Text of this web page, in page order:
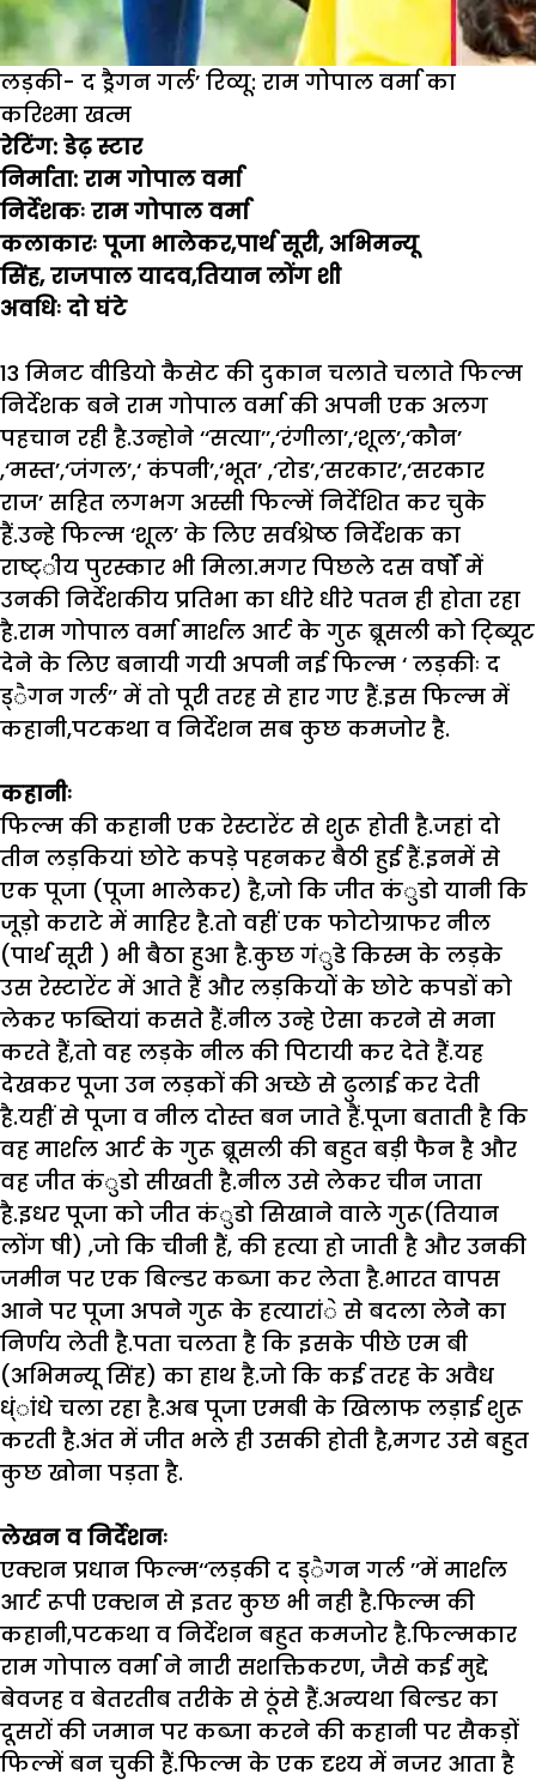
लड़की- द ड्रैगन गर्ल’ रिव्यू: राम गोपाल वर्मा का
करिश्मा खत्म
रेटिंग: डेढ़ स्टार
निर्माता: राम गोपाल वर्मा
निर्देशकः राम गोपाल वर्मा
कलाकारः पूजा भालेकर,पार्थ सूरी, अभिमन्यू
सिंह,राजपाल यादव,तियान लोंग शी
अवधिः दो घंटे
13 मिनट वीडियो कैसेट की दुकान चलाते चलाते फिल्म
निर्देशक बने राम गोपाल वर्मा की अपनी एक अलग
पहचान रही है.उन्होने ‘‘सत्या’’,‘रंगीला’,‘शूल’,‘कौन’
,‘मस्त’,‘जंगल’,‘ कंपनी’,‘भूत’ ,‘रोड’,‘सरकार’,‘सरकार
राज’ सहित लगभग अस्सी फिल्में निर्देशित कर चुके
हैं.उन्हे फिल्म ‘शूल’ के लिए सर्वश्रेष्ठ निर्देशक का
राष्ट्ीय पुरस्कार भी मिला.मगर पिछले दस वर्षों में
उनकी निर्देशकीय प्रतिभा का धीरे धीरे पतन ही होता रहा
है.राम गोपाल वर्मा मार्शल आर्ट के गुरू ब्रूसली को ट्ब्यिूट
देने के लिए बनायी गयी अपनी नई फिल्म ‘ लड़कीः द
ड्ैगन गर्ल’’ में तो पूरी तरह से हार गए हैं.इस फिल्म में
कहानी,पटकथा व निर्देशन सब कुछ कमजोर है.
कहानीः
फिल्म की कहानी एक रेस्टारेंट से शुरू होती है.जहां दो
तीन लड़कियां छोटे कपड़े पहनकर बैठी हुई हैं.इनमें से
एक पूजा (पूजा भालेकर) है,जो कि जीत कंुडो यानी कि
जूड़ो कराटे में माहिर है.तो वहीं एक फोटोग्राफर नील
(पार्थ सूरी ) भी बैठा हुआ है.कुछ गंुडे किस्म के लड़के
उस रेस्टारेंट में आते हैं और लड़कियों के छोटे कपडों को
लेकर फब्तियां कसते हैं.नील उन्हे ऐसा करने से मना
करते हैं,तो वह लड़के नील की पिटायी कर देते हैं.यह
देखकर पूजा उन लड़कों की अच्छे से ढुलाई कर देती
है.यहीं से पूजा व नील दोस्त बन जाते हैं.पूजा बताती है कि
वह मार्शल आर्ट के गुरू ब्रूसली की बहुत बड़ी फैन है और
वह जीत कंुडो सीखती है.नील उसे लेकर चीन जाता
है.इधर पूजा को जीत कंुडो सिखाने वाले गुरू(तियान
लोंग षी) ,जो कि चीनी हैं, की हत्या हो जाती है और उनकी
जमीन पर एक बिल्डर कब्जा कर लेता है.भारत वापस
आने पर पूजा अपने गुरू के हत्यारांे से बदला लेनेे का
निर्णय लेती है.पता चलता है कि इसके पीछे एम बी
(अभिमन्यू सिंह) का हाथ है.जो कि कई तरह के अवैध
ध्ंांधे चला रहा है.अब पूजा एमबी के खिलाफ लड़ाई शुरू
करती है.अंत में जीत भले ही उसकी होती है,मगर उसे बहुत
कुछ खोना पड़ता है.
लेखन व निर्देशनः
एक्शन प्रधान फिल्म‘‘लड़की द ड्ैगन गर्ल’’में मार्शल
आर्ट रूपी एक्शन से इतर कुछ भी नही है.फिल्म की
कहानी,पटकथा व निर्देशन बहुत कमजोर है.फिल्मकार
राम गोपाल वर्मा ने नारी सशक्तिकरण, जैसे कई मुद्दे
बेवजह व बेतरतीब तरीके से ठूंसे हैं.अन्यथा बिल्डर का
दूसरों की जमान पर कब्जा करने की कहानी पर सैकड़ों
फिल्में बन चुकी हैं.फिल्म के एक दृश्य में नजर आता है